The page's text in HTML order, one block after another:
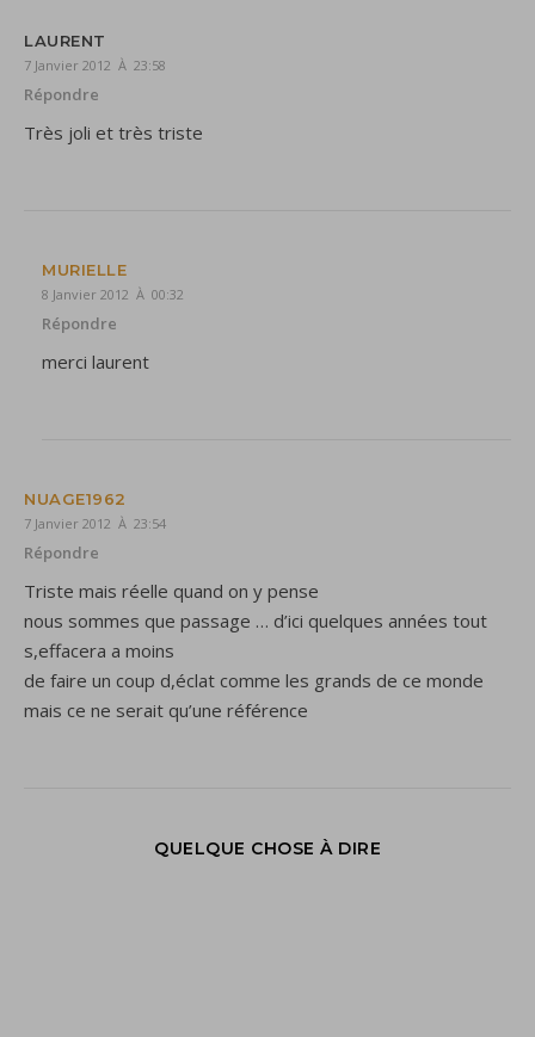
LAURENT
7 Janvier 2012 À 23:58
Répondre
Très joli et très triste
MURIELLE
8 Janvier 2012 À 00:32
Répondre
merci laurent
NUAGE1962
7 Janvier 2012 À 23:54
Répondre
Triste mais réelle quand on y pense
nous sommes que passage … d’ici quelques années tout
s,effacera a moins
de faire un coup d,éclat comme les grands de ce monde
mais ce ne serait qu’une référence
QUELQUE CHOSE À DIRE